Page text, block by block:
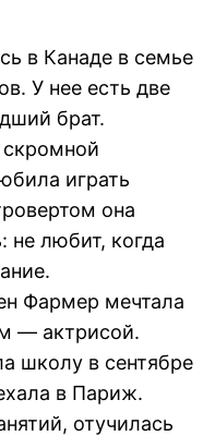
в Канаде в семье
У нее есть две
брат.
играть
она
не любит, когда
Фармер мечтала
— актрисой.
школу в сентябре
в Париж.
отучилась